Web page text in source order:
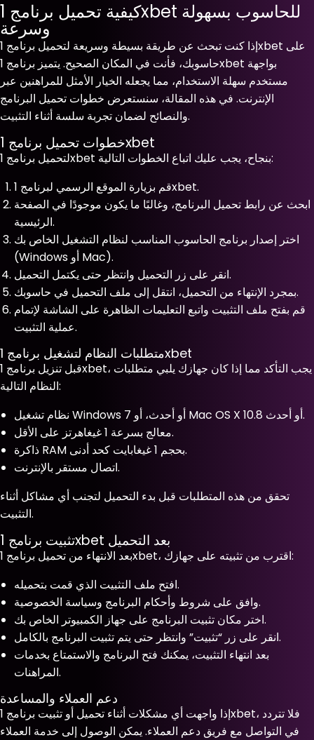
كيفية تحميل برنامج 1xbet للحاسوب بسهولة
وسرعة
إذا كنت تبحث عن طريقة بسيطة وسريعة لتحميل برنامج 1xbet على
حاسوبك، فأنت في المكان الصحيح. يتميز برنامج 1xbet بواجهة
مستخدم سهلة الاستخدام، مما يجعله الخيار الأمثل للمراهنين عبر
الإنترنت. في هذه المقالة، سنستعرض خطوات تحميل البرنامج
والنصائح لضمان تجربة سلسة أثناء التثبيت.
خطوات تحميل برنامج 1xbet
لتحميل برنامج 1xbet بنجاح، يجب عليك اتباع الخطوات التالية:
قم بزيارة الموقع الرسمي لبرنامج 1xbet.
ابحث عن رابط تحميل البرنامج، وغالبًا ما يكون موجودًا في الصفحة
الرئيسية.
اختر إصدار برنامج الحاسوب المناسب لنظام التشغيل الخاص بك
(Windows أو Mac).
انقر على زر التحميل وانتظر حتى يكتمل التحميل.
بمجرد الإنتهاء من التحميل، انتقل إلى ملف التحميل في حاسوبك.
قم بفتح ملف التثبيت واتبع التعليمات الظاهرة على الشاشة لإتمام
عملية التثبيت.
متطلبات النظام لتشغيل برنامج 1xbet
قبل تنزيل برنامج 1xbet، يجب التأكد مما إذا كان جهازك يلبي متطلبات
النظام التالية:
نظام تشغيل Windows 7 أو أحدث، أو Mac OS X 10.8 أو أحدث.
معالج بسرعة 1 غيغاهرتز على الأقل.
ذاكرة RAM بحجم 1 غيغابايت كحد أدنى.
اتصال مستقر بالإنترنت.
تحقق من هذه المتطلبات قبل بدء التحميل لتجنب أي مشاكل أثناء
التثبيت.
تثبيت برنامج 1xbet بعد التحميل
بعد الانتهاء من تحميل برنامج 1xbet، اقترب من تثبيته على جهازك:
افتح ملف التثبيت الذي قمت بتحميله.
وافق على شروط وأحكام البرنامج وسياسة الخصوصية.
اختر مكان تثبيت البرنامج على جهاز الكمبيوتر الخاص بك.
انقر على زر “تثبيت” وانتظر حتى يتم تثبيت البرنامج بالكامل.
بعد انتهاء التثبيت، يمكنك فتح البرنامج والاستمتاع بخدمات
المراهنات.
دعم العملاء والمساعدة
إذا واجهت أي مشكلات أثناء تحميل أو تثبيت برنامج 1xbet، فلا تتردد
في التواصل مع فريق دعم العملاء. يمكن الوصول إلى خدمة العملاء